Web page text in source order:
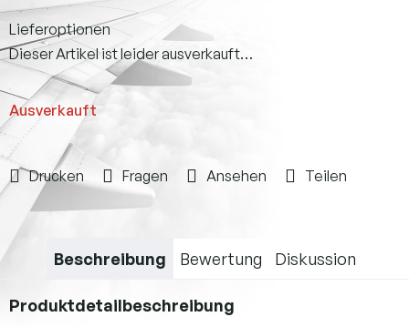
Verkaufspreis:
Ausverkauft
Lieferoptionen
Dieser Artikel ist leider ausverkauft…
Drucken Fragen Ansehen Teilen
Beschreibung Bewertung Diskussion
Produktdetailbeschreibung